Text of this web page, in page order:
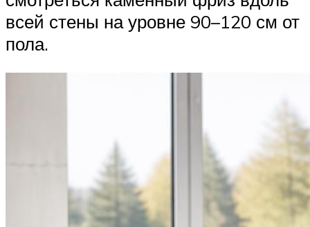
всей стены на уровне 90–120 см от
пола.